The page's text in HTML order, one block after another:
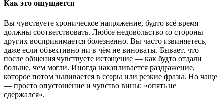
Как это ощущается
Вы чувствуете хроническое напряжение, будто всё время
должны соответствовать. Любое недовольство со стороны
других воспринимается болезненно. Вы часто извиняетесь,
даже если объективно ни в чём не виноваты. Бывает, что
после общения чувствуете истощение — как будто отдали
больше, чем могли. Иногда накапливается раздражение,
которое потом выливается в ссоры или резкие фразы. Но чаще
— просто опустошение и чувство вины: «опять не
сдержался».